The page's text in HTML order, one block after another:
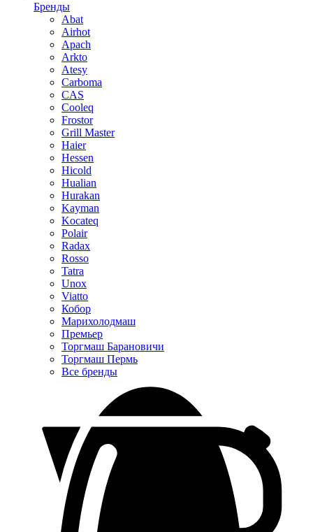
Бренды
Abat
Airhot
Apach
Arkto
Atesy
Carboma
CAS
Cooleq
Frostor
Grill Master
Haier
Hessen
Hicold
Hualian
Hurakan
Kayman
Kocateq
Polair
Radax
Rosso
Tatra
Unox
Viatto
Кобор
Марихолодмаш
Премьер
Торгмаш Барановичи
Торгмаш Пермь
Все бренды